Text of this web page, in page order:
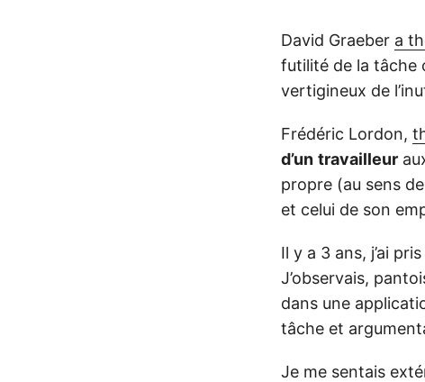
David Graeber a
futilité de la tâche
vertigineux de
Frédéric Lordon,
d’un travailleur
propre (au sens
et celui de son
Il y a 3 ans, j’ai
J’observais,
dans une
tâche et
Je me sentais